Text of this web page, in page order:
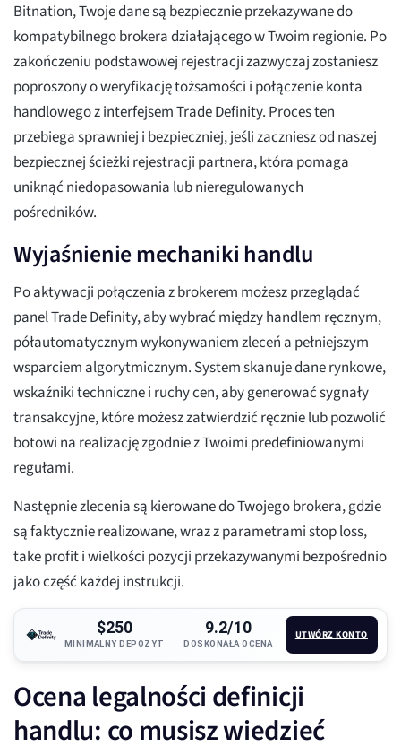
Bitnation, Twoje dane są bezpiecznie przekazywane do
kompatybilnego brokera działającego w Twoim regionie. Po
zakończeniu podstawowej rejestracji zazwyczaj zostaniesz
poproszony o weryfikację tożsamości i połączenie konta
handlowego z interfejsem Trade Definity. Proces ten
przebiega sprawniej i bezpieczniej, jeśli zaczniesz od naszej
bezpiecznej ścieżki rejestracji partnera, która pomaga
uniknąć niedopasowania lub nieregulowanych
pośredników.
Wyjaśnienie mechaniki handlu
Po aktywacji połączenia z brokerem możesz przeglądać
panel Trade Definity, aby wybrać między handlem ręcznym,
półautomatycznym wykonywaniem zleceń a pełniejszym
wsparciem algorytmicznym. System skanuje dane rynkowe,
wskaźniki techniczne i ruchy cen, aby generować sygnały
transakcyjne, które możesz zatwierdzić ręcznie lub pozwolić
botowi na realizację zgodnie z Twoimi predefiniowanymi
regułami.
Następnie zlecenia są kierowane do Twojego brokera, gdzie
są faktycznie realizowane, wraz z parametrami stop loss,
take profit i wielkości pozycji przekazywanymi bezpośrednio
jako część każdej instrukcji.
$250
MINIMALNY DEPOZYT
9.2/10
DOSKONAŁA OCENA
UTWÓRZ KONTO
Ocena legalności definicji
handlu: co musisz wiedzieć